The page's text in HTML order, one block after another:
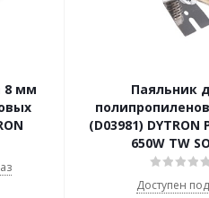
8 мм
Паяльник
(D03981) DYTRON
650W TW
Доступен